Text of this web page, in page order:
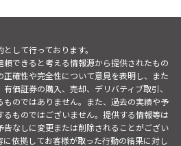
して行っております。
できると考える情報源から提供されたもの
確性や完全性について意見を表明し、また
価証券の購入、売却、デリバティブ取引、
のではありません。また、過去の実績や予
ものではございません。提供する情報等は
なしに変更または削除されることがござい
依拠してお客様が取った行動の結果に対し